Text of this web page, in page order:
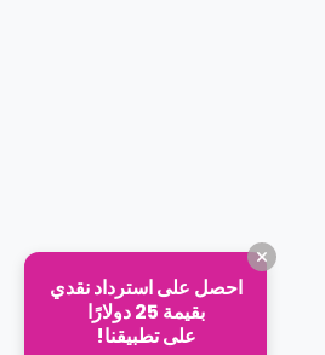
احصل على استرداد نقدي
بقيمة 25 دولارًا
على تطبيقنا!